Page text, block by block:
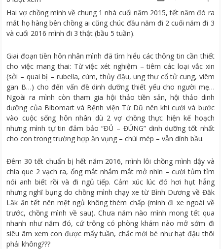
Hai vợ chồng mình về chung 1 nhà cuối năm 2015, tết năm đó ra
mắt họ hàng bên chồng ai cũng chúc đầu năm đi 2 cuối năm đi 3
và cuối 2016 mình đi 3 thật (bầu 5 tuần).
Giai đoạn tiền hôn nhân mình đã tìm hiểu các thông tin cần thiết
cho việc mang thai: Từ việc xét nghiệm – tiêm các loại vắc xin
(sởi – quai bị – rubella, cúm, thủy đậu, ung thư cổ tử cung, viêm
gan B…) cho đến vấn đề dinh dưỡng thiết yếu cho người mẹ…
Ngoài ra mình còn tham gia hội thảo tiền sản, hội thảo dinh
dưỡng của Bibomart và Bệnh viện Từ Dũ nên khi cưới và bước
vào cuộc sống hôn nhân dù 2 vợ chồng thực hiện kế hoạch
nhưng mình tự tin đảm bảo “ĐỦ – ĐÚNG” dinh dưỡng tốt nhất
cho con trong trường hợp ăn vụng – chùi mép – vẫn dính bầu.
Đêm 30 tết chuẩn bị hết năm 2016, mình lôi chồng mình dậy và
chìa que 2 vạch ra, ổng mắt nhắm mắt mở nhìn – cười tủm tỉm
nói anh biết rồi và đi ngủ tiếp. Cảm xúc lúc đó hơi hụt hẫng
nhưng nghĩ bụng do chồng mình chạy xe từ Bình Dương về Đăk
Lăk ăn tết nên mệt ngủ không thèm chấp (mình đi xe ngoài về
trước, chồng mình về sau). Chưa năm nào mình mong tết qua
nhanh như năm đó, cứ trông có phòng khám nào mở sớm đi
siêu âm xem con được mấy tuần, chắc mới bé như hạt đậu thôi
phải không???